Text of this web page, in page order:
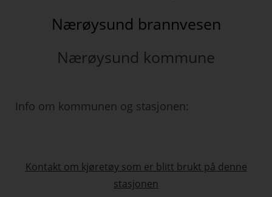
Nærøysund brannvesen
Nærøysund kommune
Info om kommunen og stasjonen:
Kontakt om kjøretøy som er blitt brukt på denne
stasjonen